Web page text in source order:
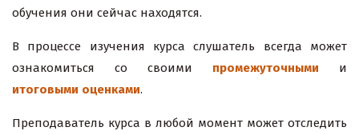
обучения они сейчас находятся.
В процессе изучения курса слушатель всегда может
ознакомиться со своими промежуточными и
итоговыми оценками.
Преподаватель курса в любой момент может отследить